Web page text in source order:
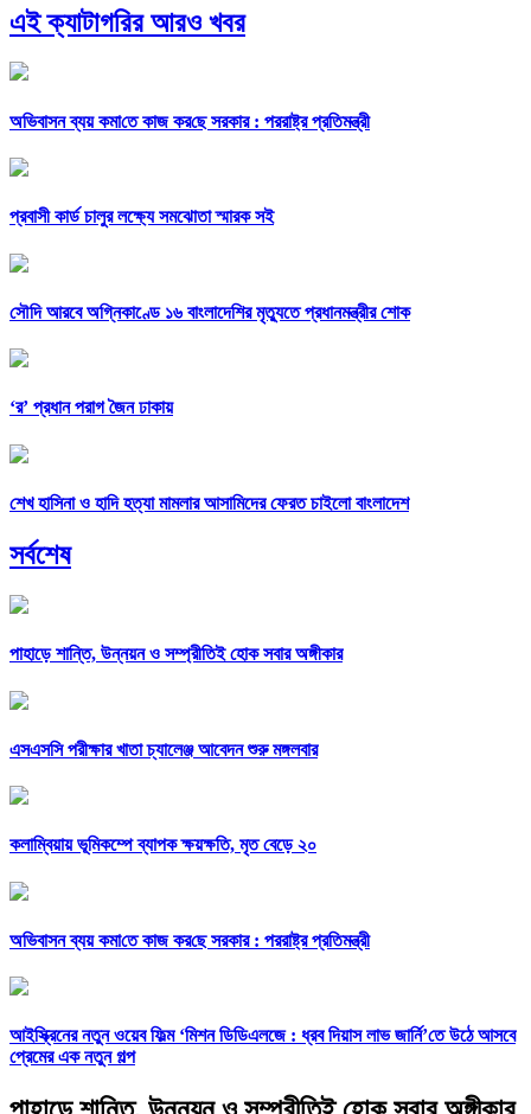
এই ক্যাটাগরির আরও খবর
অভিবাসন ব্যয় কমা‌তে কাজ কর‌ছে সরকার : পররাষ্ট্র প্রতিমন্ত্রী
প্রবাসী কার্ড চালুর লক্ষ্যে সমঝোতা স্মারক সই
সৌদি আরবে অগ্নিকাণ্ডে ১৬ বাংলাদেশির মৃত্যুতে প্রধানমন্ত্রীর শোক
‘র’ প্রধান পরাগ জৈন ঢাকায়
শেখ হাসিনা ও হাদি হত্যা মামলার আসামিদের ফেরত চাইলো বাংলাদেশ
সর্বশেষ
পাহাড়ে শান্তি, উন্নয়ন ও সম্প্রীতিই হোক সবার অঙ্গীকার
এসএসসি পরীক্ষার খাতা চ্যালেঞ্জ আবেদন শুরু মঙ্গলবার
কলাম্বিয়ায় ভূমিকম্পে ব্যাপক ক্ষয়ক্ষতি, মৃত বেড়ে ২০
অভিবাসন ব্যয় কমা‌তে কাজ কর‌ছে সরকার : পররাষ্ট্র প্রতিমন্ত্রী
আইস্ক্রিনের নতুন ওয়েব ফিল্ম ‘মিশন ডিডিএলজে : ধ্রব দিয়াস লাভ জার্নি’তে উঠে আসবে
প্রেমের এক নতুন গল্প